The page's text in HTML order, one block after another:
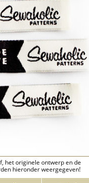
het originele ontwerp en de
hieronder weergegeven!